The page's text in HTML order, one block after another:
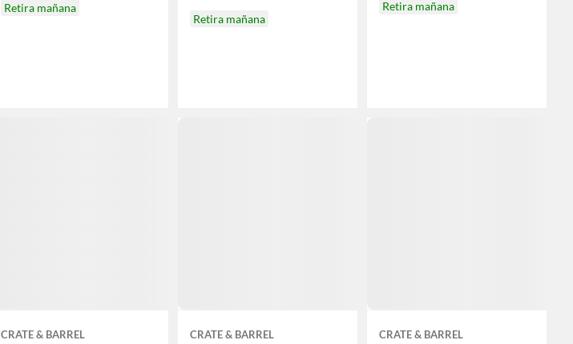
Retira mañana
Retira mañana
Retira mañana
CRATE & BARREL CRATE & BARREL CRATE & BARREL